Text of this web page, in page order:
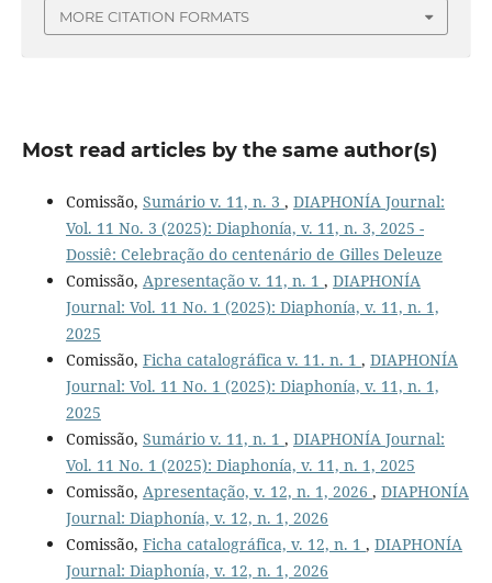
MORE CITATION FORMATS
Most read articles by the same author(s)
Comissão, Sumário v. 11, n. 3 , DIAPHONÍA Journal:
Vol. 11 No. 3 (2025): Diaphonía, v. 11, n. 3, 2025 -
Dossiê: Celebração do centenário de Gilles Deleuze
Comissão, Apresentação v. 11, n. 1 , DIAPHONÍA
Journal: Vol. 11 No. 1 (2025): Diaphonía, v. 11, n. 1,
2025
Comissão, Ficha catalográfica v. 11. n. 1 , DIAPHONÍA
Journal: Vol. 11 No. 1 (2025): Diaphonía, v. 11, n. 1,
2025
Comissão, Sumário v. 11, n. 1 , DIAPHONÍA Journal:
Vol. 11 No. 1 (2025): Diaphonía, v. 11, n. 1, 2025
Comissão, Apresentação, v. 12, n. 1, 2026 , DIAPHONÍA
Journal: Diaphonía, v. 12, n. 1, 2026
Comissão, Ficha catalográfica, v. 12, n. 1 , DIAPHONÍA
Journal: Diaphonía, v. 12, n. 1, 2026